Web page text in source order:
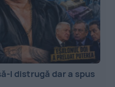
l distrugă dar a spus